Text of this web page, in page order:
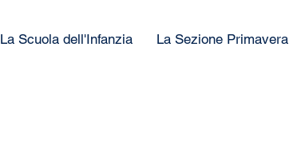
La Scuola dell'Infanzia La Sezione Primavera